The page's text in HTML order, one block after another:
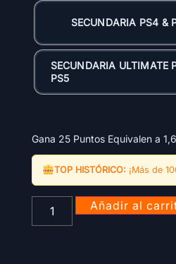
SECUNDARIA PS4 &
SECUNDARIA ULTIMATE
PS5
Gana 25 Puntos Equivalen a
TOP HISTÓRICO: ¡Más de
Añadir al